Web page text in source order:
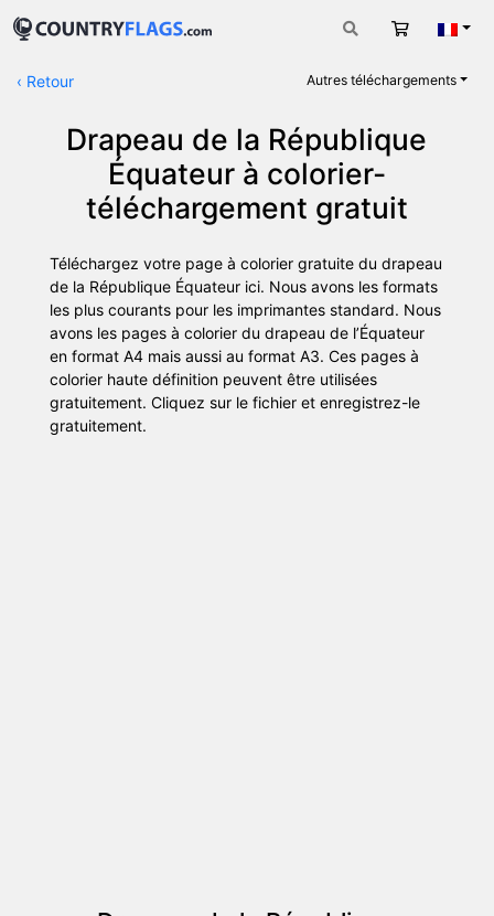
Panier
‹ Retour Autres téléchargements
Drapeau de la République
Équateur à colorier-
téléchargement gratuit
Téléchargez votre page à colorier gratuite du drapeau
de la République Équateur ici. Nous avons les formats
les plus courants pour les imprimantes standard. Nous
avons les pages à colorier du drapeau de l’Équateur
en format A4 mais aussi au format A3. Ces pages à
colorier haute définition peuvent être utilisées
gratuitement. Cliquez sur le fichier et enregistrez-le
gratuitement.